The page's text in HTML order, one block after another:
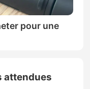
pour une
attendues